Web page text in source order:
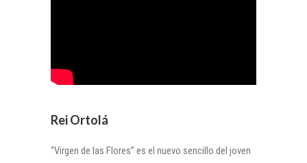
Rei Ortolá
“Virgen de las Flores” es el nuevo sencillo del joven